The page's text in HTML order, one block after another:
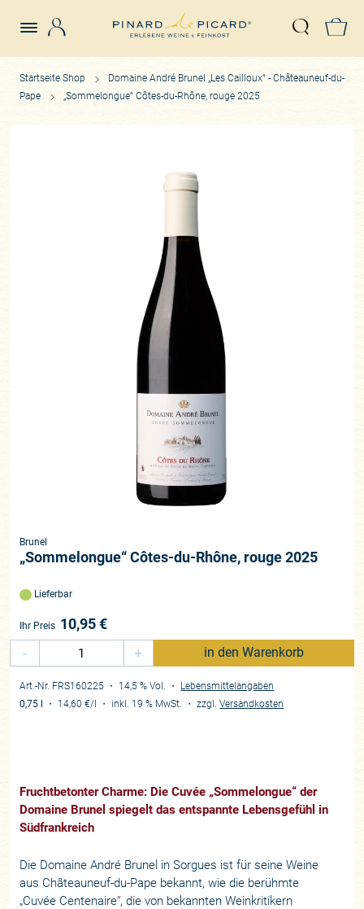
Suche
Startseite Shop
Domaine André Brunel „Les Cailloux“ - Châteauneuf-du-
Pape
„Sommelongue“ Côtes-du-Rhône, rouge 2025
Brunel
„Sommelongue“ Côtes-du-Rhône, rouge 2025
Lieferbar
Ihr Preis 10,95€
-
+ in den Warenkorb
Art.-Nr. FRS160225 ・ 14,5 % Vol. ・ Lebensmittelangaben
0,75 l
・ 14,60 €/l ・ inkl. 19 % MwSt. ・zzgl.Versandkosten
Fruchtbetonter Charme: Die Cuvée „Sommelongue“ der
Domaine Brunel spiegelt das entspannte Lebensgefühl in
Südfrankreich
Die Domaine André Brunel in Sorgues ist für seine Weine
aus Châteauneuf-du-Pape bekannt, wie die berühmte
„Cuvée Centenaire“, die von bekannten Weinkritikern